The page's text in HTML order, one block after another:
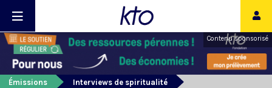
Contenu sponsorisé
Émissions
Interviews de spiritualité